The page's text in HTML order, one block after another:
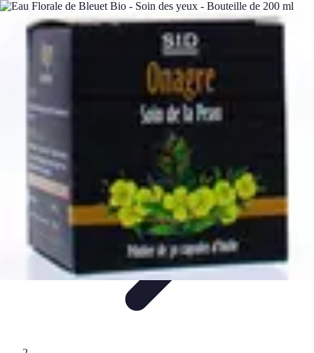
Soins Coréens
Conseils et AstucesIngrédientsRoutine de soinsBienfaits des
Soins Coréens